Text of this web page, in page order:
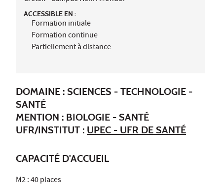
ACCESSIBLE EN :
Formation initiale
Formation continue
Partiellement à distance
DOMAINE : SCIENCES - TECHNOLOGIE -
SANTÉ
MENTION : BIOLOGIE - SANTÉ
UFR/INSTITUT : UPEC - UFR DE SANTÉ
CAPACITÉ D'ACCUEIL
M2 : 40 places